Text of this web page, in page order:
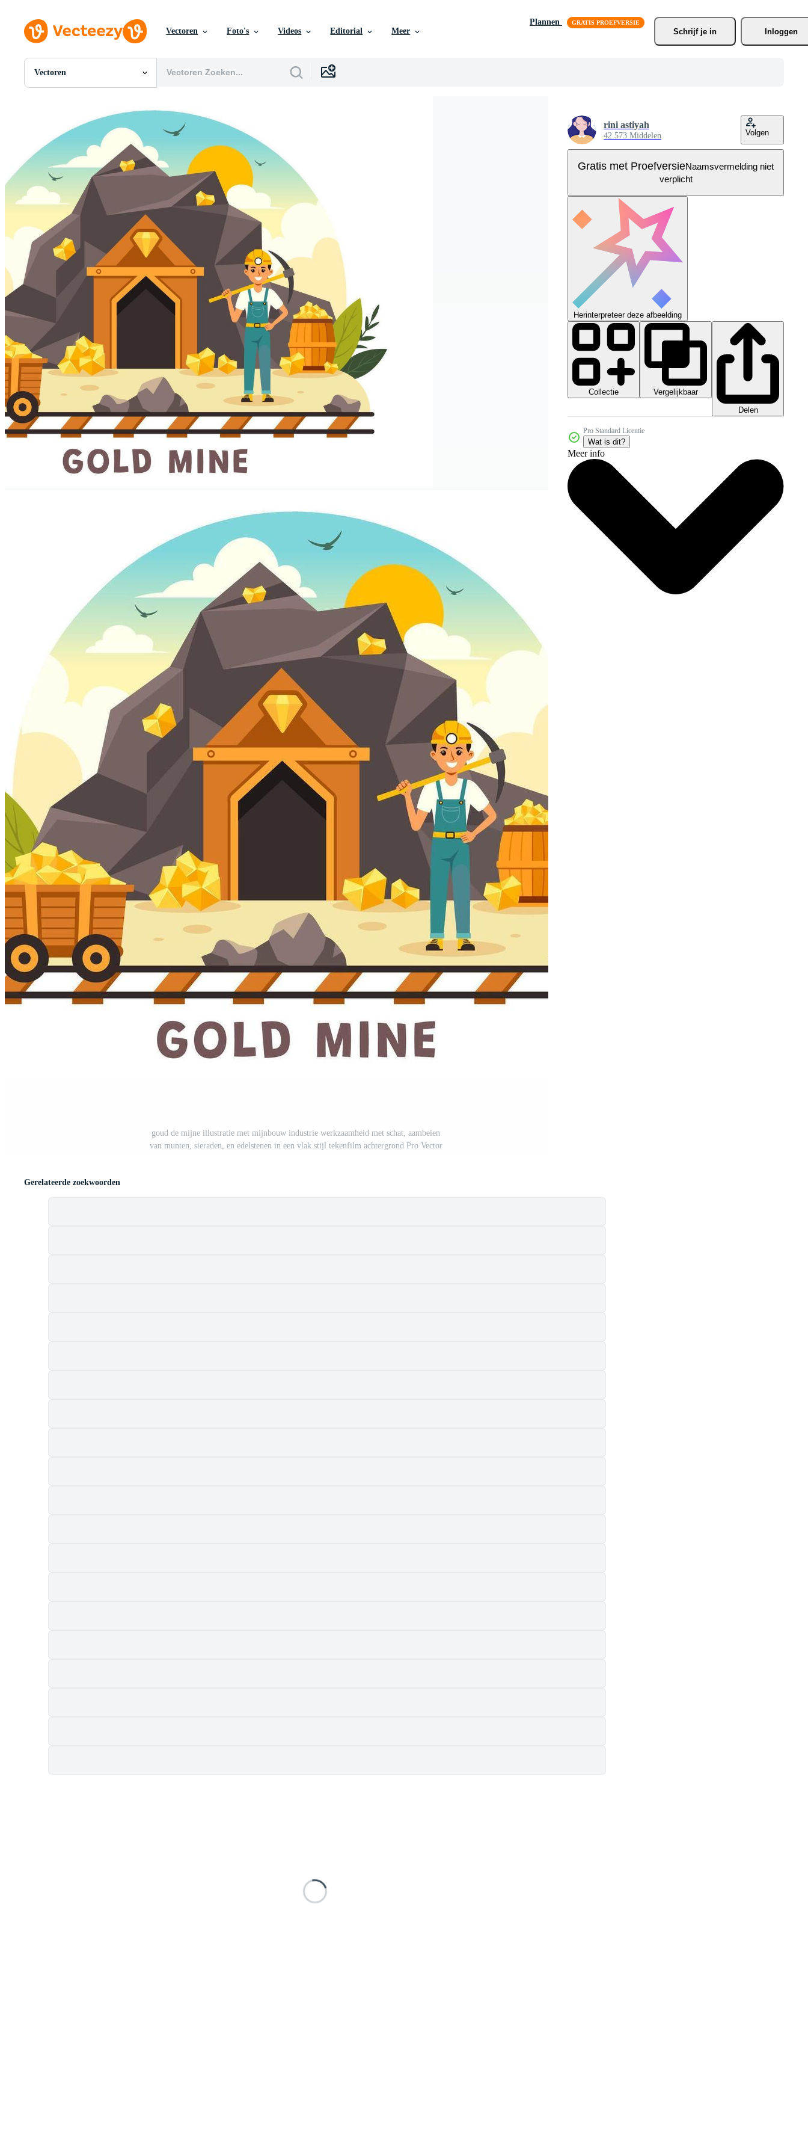
Vectoren Foto's Videos Editorial Meer
Plannen
Schrijf je in Inloggen
Vectoren
Alle Afbeeldingen
SVGs
Vectoren
Videos
Motion graphics
Redactionele Afbeeldingen
Redactionele Evenementen
goud de mijne illustratie met mijnbouw industrie werkzaamheid met schat, aambeien
van munten, sieraden, en edelstenen in een vlak stijl tekenfilm achtergrond Pro Vector
rini astiyah
42.573 Middelen Volgen
Gratis met ProefversieNaamsvermelding niet
verplicht
Herinterpreteer deze afbeelding
Collectie
Vergelijkbaar
Delen
Pro Standard Licentie
Wat is dit?
Meer info
Gerelateerde zoekwoorden